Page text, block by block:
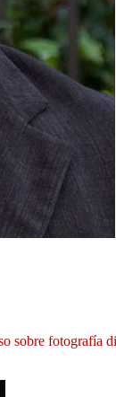
sobre fotografía